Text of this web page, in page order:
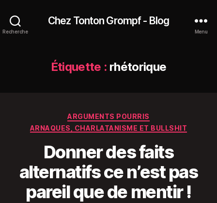
Recherche
Chez Tonton Grompf - Blog
Menu
Étiquette : rhétorique
Catégories
ARGUMENTS POURRIS
ARNAQUES, CHARLATANISME ET BULLSHIT
Donner des faits
alternatifs ce n’est pas
pareil que de mentir !